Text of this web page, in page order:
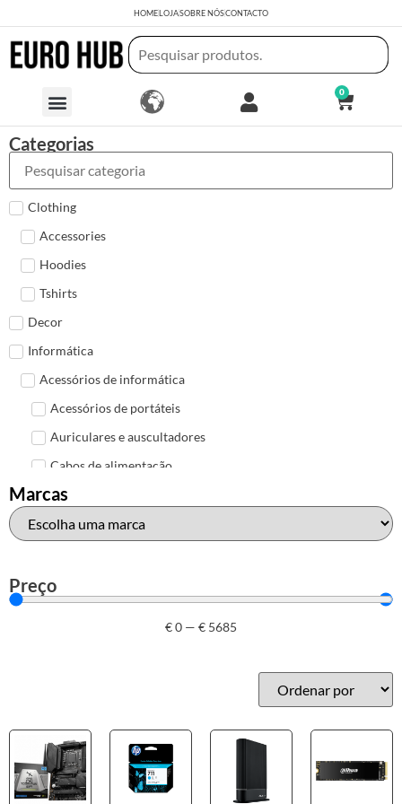
HOMELOJASOBRE NÓSCONTACTO
0
Categorias
Clothing
Accessories
Hoodies
Tshirts
Decor
Informática
Acessórios de informática
Acessórios de portáteis
Auriculares e auscultadores
Cabos de alimentação
Colunas de Som
Hubs
Mais acessórios USB
HP
Outros acessórios de informática
Marcas
Preço
€0 — € 5685